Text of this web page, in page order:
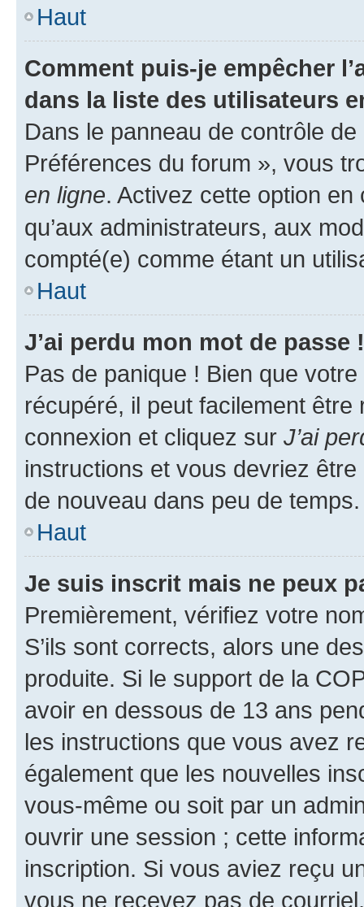
Haut
Comment puis-je empêcher
dans la liste des utilisateurs
Dans le panneau de contrôle
Préférences du forum », vous
en ligne. Activez cette option
qu’aux administrateurs, aux
compté(e) comme étant un
Haut
J’ai perdu mon mot de passe !
Pas de panique ! Bien que
récupéré, il peut facilement
connexion et cliquez sur J’ai
instructions et vous devriez
de nouveau dans peu de temps.
Haut
Je suis inscrit mais ne peux
Premièrement, vérifiez votre
S’ils sont corrects, alors une
produite. Si le support de la
avoir en dessous de 13 ans
les instructions que vous avez
également que les nouvelles
vous-même ou soit par un
ouvrir une session ; cette
inscription. Si vous aviez reçu
vous ne recevez pas de